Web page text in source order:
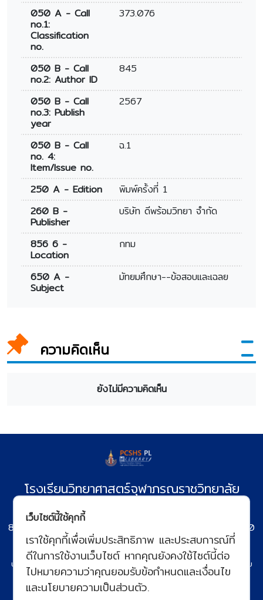
050 A - Call
no.1:
Classification
no.
373.076
050 B - Call
no.2: Author ID
845
050 B - Call
no.3: Publish
year
2567
050 B - Call
no. 4:
Item/Issue no.
ฉ.1
250 A - Edition
พิมพ์ครั้งที่ 1
260 B -
Publisher
บริษัท ดีพร้อมวิทยา จำกัด
856 6 -
Location
กทม
650 A -
Subject
มัทยมศึกษา--ข้อสอบและเฉลย
ความคิดเห็น
ยังไม่มีความคิดเห็น
เว็บไซต์นี้ใช้คุกกี้
เราใช้คุกกี้เพื่อเพิ่มประสิทธิภาพ และประสบการณ์ที่
ดีในการใช้งานเว็บไซต์ หากคุณยังคงใช้ไซต์นี้ต่อ
ไปหมายความว่าคุณยอมรับข้อกำหนดและเงื่อนไข
และนโยบายความเป็นส่วนตัว.
โรงเรียนวิทยาศาสตร์จุฬาภรณราชวิทยาลัย
86 หมู่ 4 ตำบลมะขามสูง อำเภอเมือง จังหวัดพิษณุโลก 65000
โทรศัพท์ : 055-245115
อีเมล :pccpl@pccpl.ac.th
นโยบายคุกกี้ นโยบายการคุ้มครองข้อมูลส่วนบุคคล ข้อกำหนดและเงื่อนไข